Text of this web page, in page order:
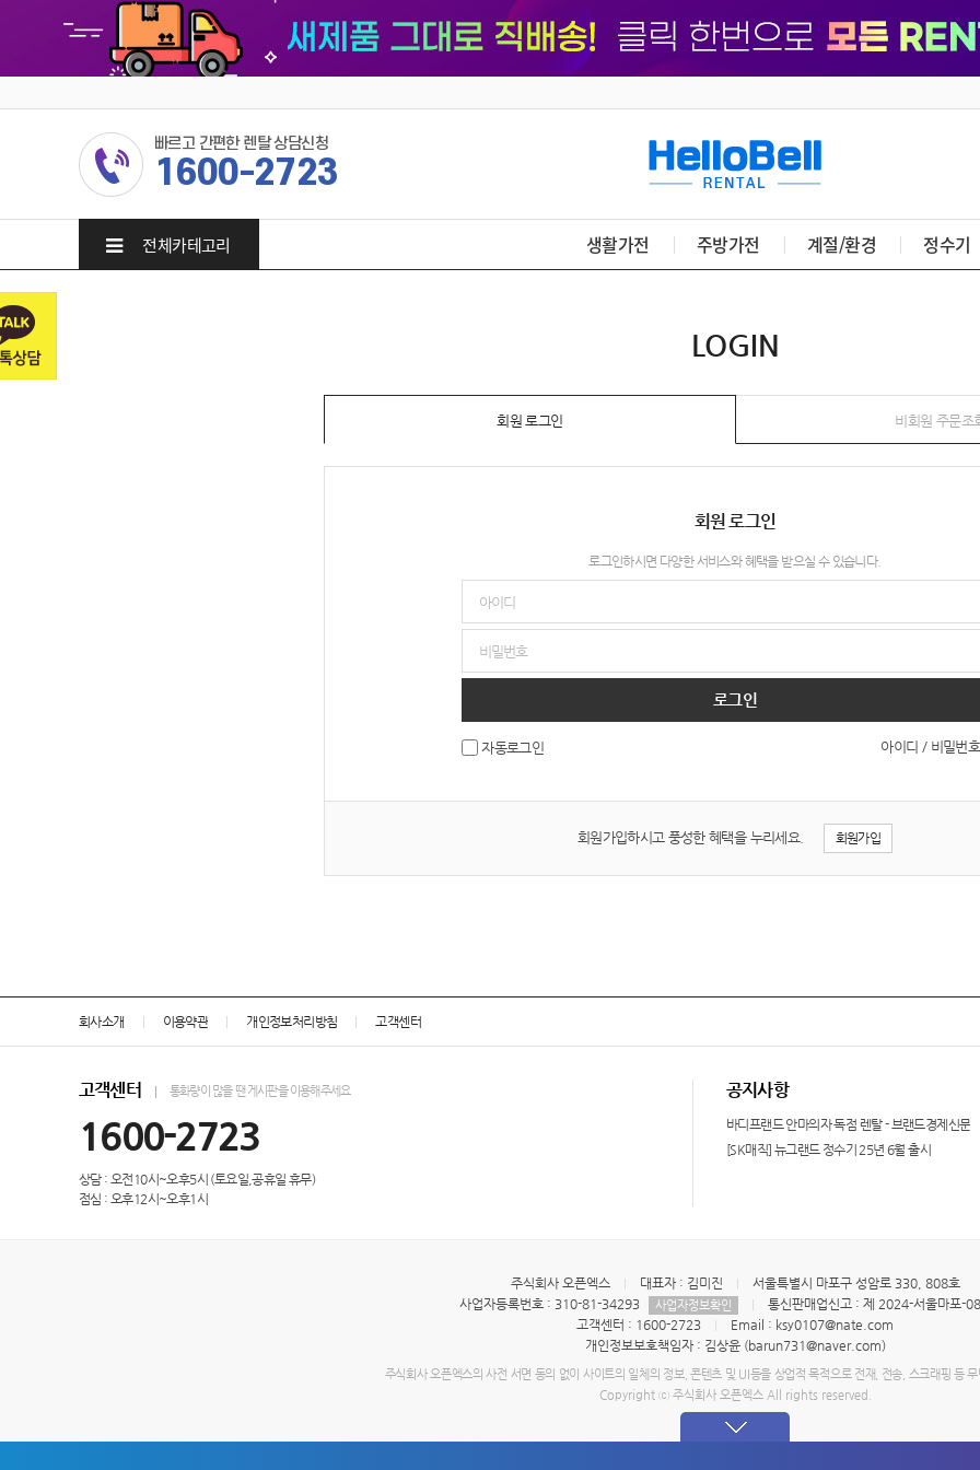
빠르고 간편한 렌탈 상담신청
1600-2723
전체카테고리 생활가전 주방가전 계절/환경 정수기
LOGIN
회원 로그인 비회원 주문조
회원 로그인
로그인하시면 다양한 서비스와 혜택을 받으실 수 있습니다.
로그인
자동로그인 아이디 / 비밀번
회원가입하시고 풍성한 혜택을 누리세요. 회원가입
회사소개 이용약관 개인정보처리방침 고객센터
고객센터 통화량이 많을 땐 게시판을 이용해주세요
1600-2723
상담 : 오전10시~오후5시 (토요일,공휴일 휴무)
점심 : 오후12시~오후1시
공지사항
바디프랜드 안마의자 독점 렌탈 - 브랜드경제신문
[SK매직] 뉴그랜드 정수기 25년 6월 출시
주식회사 오픈엑스 대표자 : 김미진
서울특별시 마포구 성암로 330, 808호
사업자등록번호 : 310-81-34293
사업자정보확인
통신판매업신고 : 제 2024-서울마포-
고객센터 : 1600-2723
Email : ksy0107@nate.com
개인정보보호책임자 : 김상윤 (barun731@naver.com)
주식회사 오픈엑스의 사전 서면 동의 없이 사이트의 일체의 정보, 콘텐츠 및 UI등을 상업적 목적으로 전재, 전송, 스크래핑 등
Copyright ⓒ 주식회사 오픈엑스 All rights reserved.